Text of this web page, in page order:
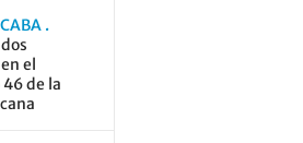
el
de la